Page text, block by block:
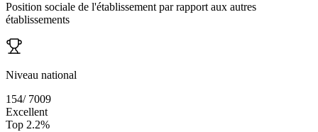
Position sociale de l'établissement par rapport aux autres
établissements
Niveau national
154/ 7009
Excellent
Top 2.2%